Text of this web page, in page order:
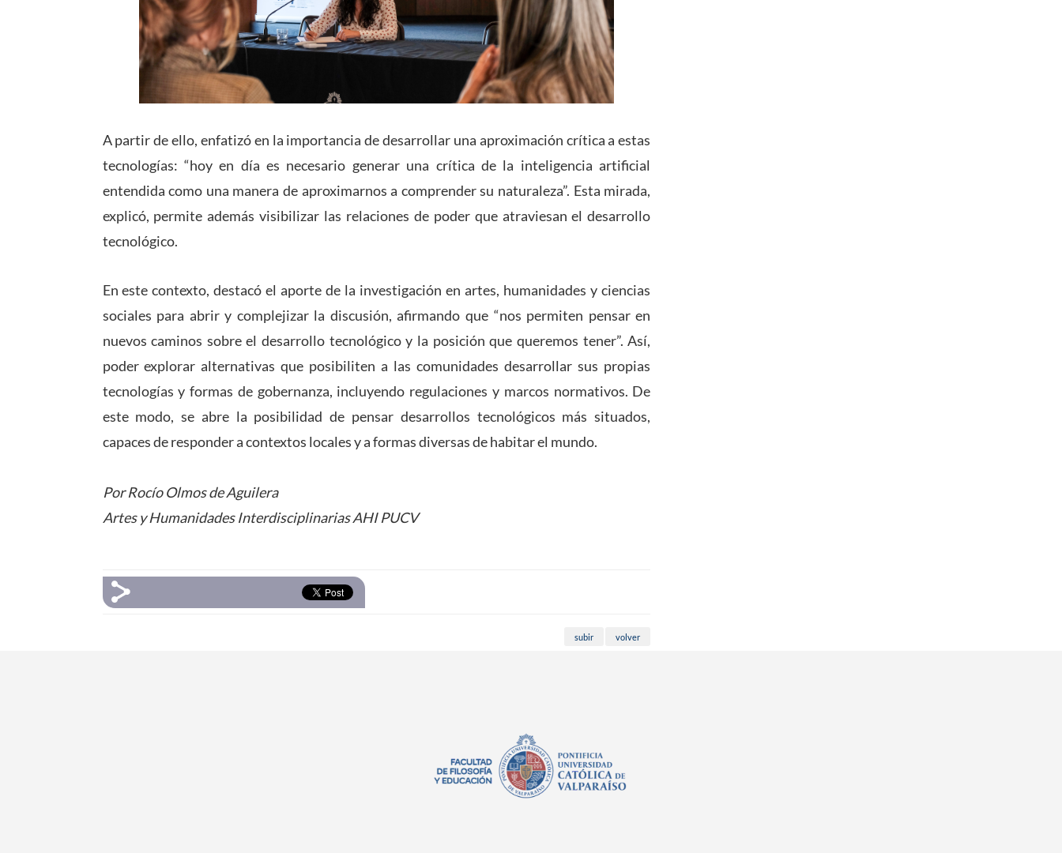
A partir de ello, enfatizó en la importancia de desarrollar una aproximación crítica a estas
tecnologías: “hoy en día es necesario generar una crítica de la inteligencia artificial
entendida como una manera de aproximarnos a comprender su naturaleza”. Esta mirada,
explicó, permite además visibilizar las relaciones de poder que atraviesan el desarrollo
tecnológico.
En este contexto, destacó el aporte de la investigación en artes, humanidades y ciencias
sociales para abrir y complejizar la discusión, afirmando que “nos permiten pensar en
nuevos caminos sobre el desarrollo tecnológico y la posición que queremos tener”. Así,
poder explorar alternativas que posibiliten a las comunidades desarrollar sus propias
tecnologías y formas de gobernanza, incluyendo regulaciones y marcos normativos. De
este modo, se abre la posibilidad de pensar desarrollos tecnológicos más situados,
capaces de responder a contextos locales y a formas diversas de habitar el mundo.
Por Rocío Olmos de Aguilera
Artes y Humanidades Interdisciplinarias AHI PUCV
subir volver